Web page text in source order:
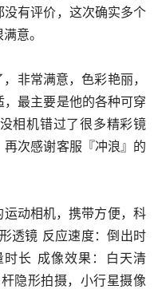
有评价，这次确实多个
意。
最主要是他的各种可穿
相机错过了很多精彩镜
次感谢客服『冲浪』的
透镜 反应速度：倒出时
长 成像效果：白天清
隐形拍摄，小行星摄像